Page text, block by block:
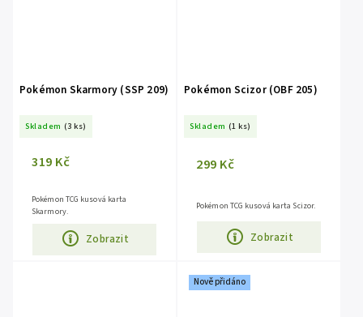
Pokémon Skarmory (SSP 209)
Skladem (3 ks)
319 Kč
Zobrazit
Pokémon TCG kusová karta
Skarmory.
Pokémon Scizor (OBF 205)
Skladem (1 ks)
299 Kč
Zobrazit
Pokémon TCG kusová karta Scizor.
Nově přidáno